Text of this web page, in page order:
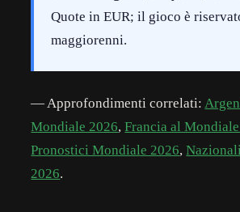
Quote in EUR; il gioco è
maggiorenni.
— Approfondimenti correlati:
Mondiale 2026,Francia al
Pronostici Mondiale 2026,
2026.